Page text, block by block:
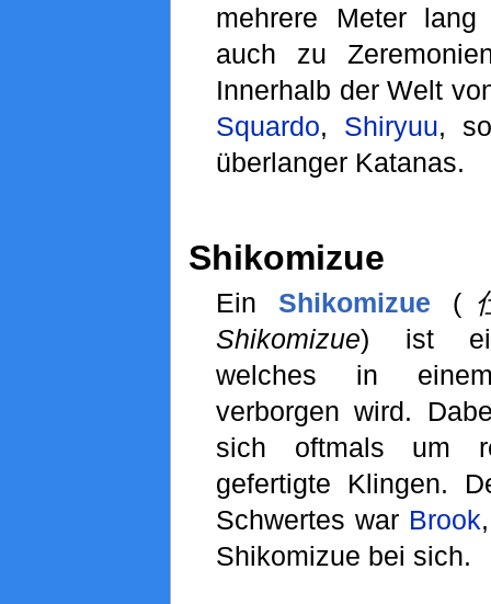
mehrere Meter
auch zu
Innerhalb der Welt
Squardo, Shiryuu,
überlanger Katanas.
Shikomizue
Ein Shikomizue (
Shikomizue) ist
welches in
verborgen wird.
sich oftmals um
gefertigte Klingen.
Schwertes war Brook
Shikomizue bei sich.